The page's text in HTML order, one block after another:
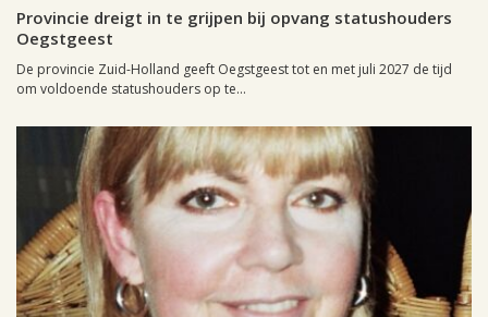
Provincie dreigt in te grijpen bij opvang statushouders
Oegstgeest
De provincie Zuid-Holland geeft Oegstgeest tot en met juli 2027 de tijd
om voldoende statushouders op te...